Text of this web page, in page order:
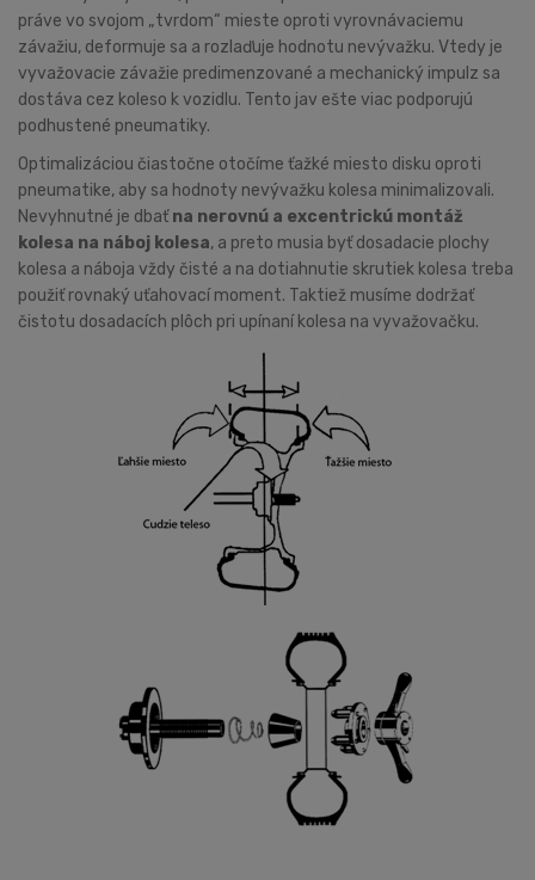
práve vo svojom „tvrdom“ mieste oproti vyrovnávaciemu
závažiu, deformuje sa a rozlaďuje hodnotu nevývažku. Vtedy je
vyvažovacie závažie predimenzované a mechanický impulz sa
dostáva cez koleso k vozidlu. Tento jav ešte viac podporujú
podhustené pneumatiky.
Optimalizáciou čiastočne otočíme ťažké miesto disku oproti
pneumatike, aby sa hodnoty nevývažku kolesa minimalizovali.
Nevyhnutné je dbaťna nerovnú a excentrickú montáž
kolesa na náboj kolesa, a preto musia byť dosadacie plochy
kolesa a náboja vždy čisté a na dotiahnutie skrutiek kolesa treba
použiť rovnaký uťahovací moment. Taktiež musíme dodržať
čistotu dosadacích plôch pri upínaní kolesa na vyvažovačku.